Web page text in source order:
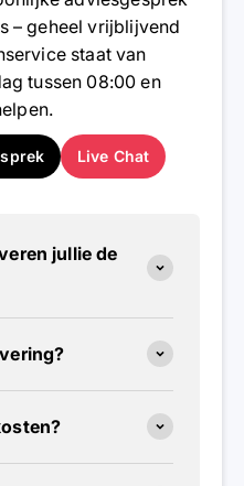
– geheel vrijblijvend
staat van
tussen 08:00 en
Live Chat
jullie de